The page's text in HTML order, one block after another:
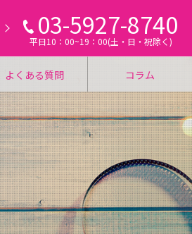
03-5927-8740
平日10：00~19：00(土・日・祝除く)
よくある質問 コラム